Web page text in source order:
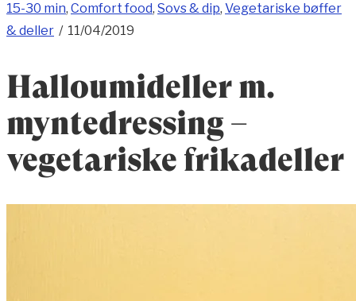
15-30 min, Comfort food, Sovs & dip, Vegetariske bøffer
& deller / 11/04/2019
Halloumideller m.
myntedressing –
vegetariske frikadeller